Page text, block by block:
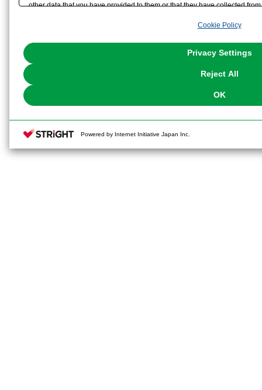
other data that you have provided to them or that they have collected
the use of all Cookies except for Strictly Necessary Cookies, please
You can change your consent or rejection settings at any time via
Cookie Policy
Privacy Settings
Reject All
OK
Powered by Internet Initiative Japan Inc.